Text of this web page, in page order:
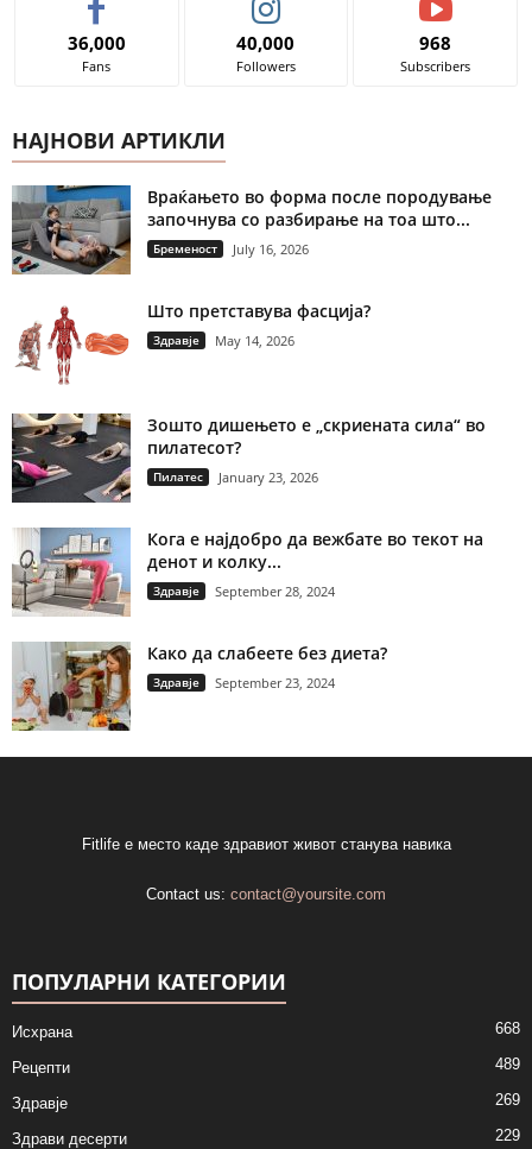
36,000
Fans
40,000
Followers
968
Subscribers
НАЈНОВИ АРТИКЛИ
Враќањето во форма после породување
започнува со разбирање на тоа што...
Бременост July 16, 2026
Што претставува фасција?
Здравје May 14, 2026
Зошто дишењето е „скриената сила“ во
пилатесот?
Пилатес January 23, 2026
Кога е најдобро да вежбате во текот на
денот и колку...
Здравје September 28, 2024
Како да слабеете без диета?
Здравје September 23, 2024
Fitlife е место каде здравиот живот станува навика
Contact us: contact@yoursite.com
ПОПУЛАРНИ КАТЕГОРИИ
Исхрана 668
Рецепти 489
Здравје 269
Здрави десерти 229